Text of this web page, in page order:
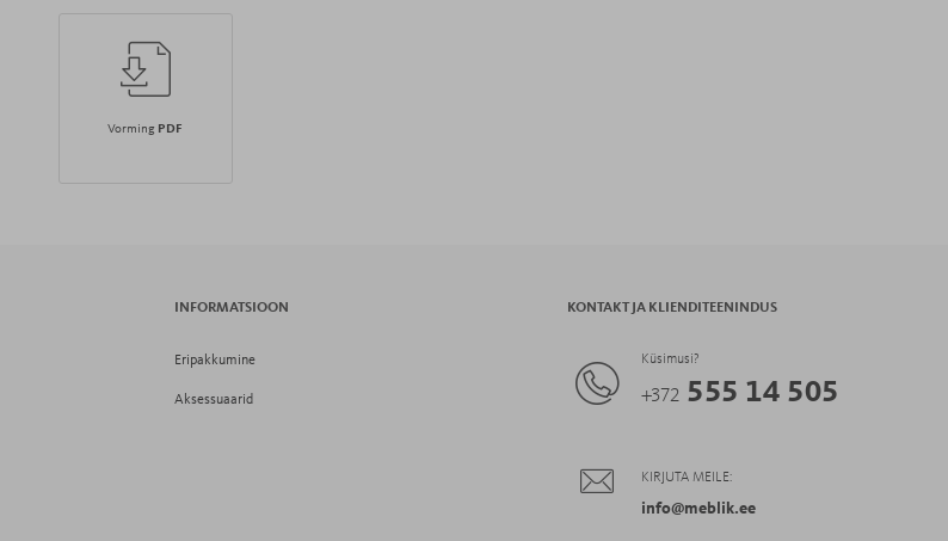
Vorming PDF
INFORMATSIOON
Eripakkumine
Aksessuaarid
KONTAKT JA KLIENDITEENINDUS
Küsimusi?
+372 555 14 505
KIRJUTA MEILE:
info@meblik.ee